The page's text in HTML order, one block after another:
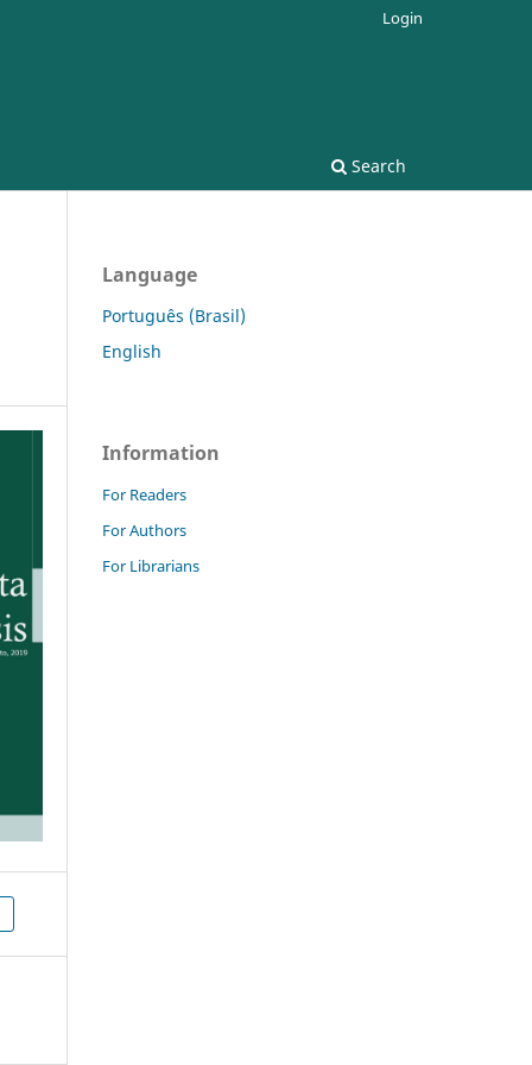
Search
Login
Language
Português (Brasil)
English
Information
For Readers
For Authors
For Librarians